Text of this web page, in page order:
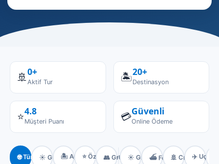
🚢0+
Aktif Tur 🏝️20+
Destinasyon
⭐4.8
Müşteri Puanı 💳Güvenli
Online Ödeme
🌐 Tümü ☀️ Günübirlik🏝️ Ada Turları⭐ Özel Turlar👥 Grup Turları☀️ Günübirlik⛴️ Feribotlu🚢 Cruise✈️ Uçaklı